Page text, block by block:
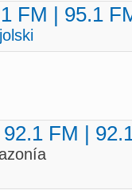
FM | 95.1
FM |